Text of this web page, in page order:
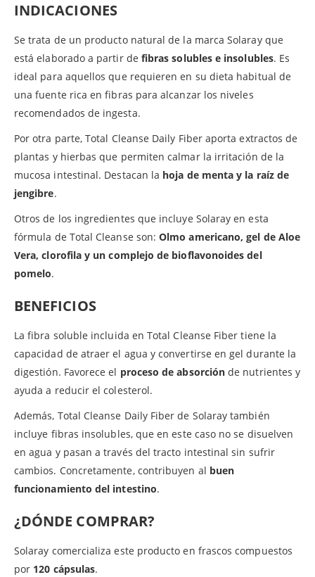
INDICACIONES
Se trata de un producto natural de la marca Solaray que
está elaborado a partir de fibras solubles e insolubles. Es
ideal para aquellos que requieren en su dieta habitual de
una fuente rica en fibras para alcanzar los niveles
recomendados de ingesta.
Por otra parte, Total Cleanse Daily Fiber aporta extractos de
plantas y hierbas que permiten calmar la irritación de la
mucosa intestinal. Destacan la hoja de menta y la raíz de
jengibre.
Otros de los ingredientes que incluye Solaray en esta
fórmula de Total Cleanse son:Olmo americano, gel de Aloe
Vera, clorofila y un complejo de bioflavonoides del
pomelo.
BENEFICIOS
La fibra soluble incluida en Total Cleanse Fiber tiene la
capacidad de atraer el agua y convertirse en gel durante la
digestión. Favorece el proceso de absorción de nutrientes y
ayuda a reducir el colesterol.
Además, Total Cleanse Daily Fiber de Solaray también
incluye fibras insolubles, que en este caso no se disuelven
en agua y pasan a través del tracto intestinal sin sufrir
cambios. Concretamente, contribuyen al buen
funcionamiento del intestino.
¿DÓNDE COMPRAR?
Solaray comercializa este producto en frascos compuestos
por 120 cápsulas.